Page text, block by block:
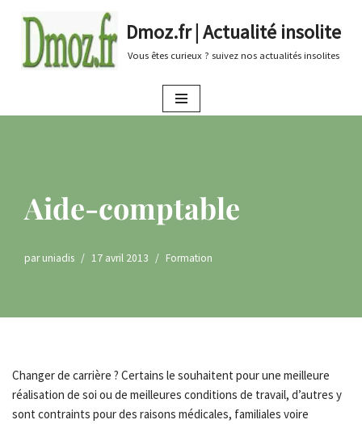
au
Dmoz.fr | Actualité insolite
Vous êtes curieux ? suivez nos actualités insolites
Aide-comptable
paruniadis 17 avril 2013 Formation
Changer de carrière ? Certains le souhaitent pour une meilleure
réalisation de soi ou de meilleures conditions de travail, d’autres y
sont contraints pour des raisons médicales, familiales voire